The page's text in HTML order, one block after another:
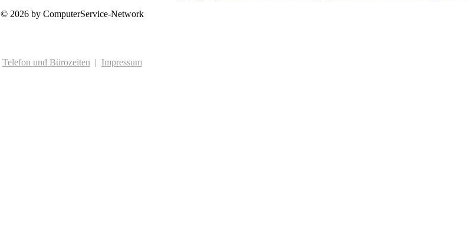
© 2026 by ComputerService-Network
Telefon und Bürozeiten| Impressum